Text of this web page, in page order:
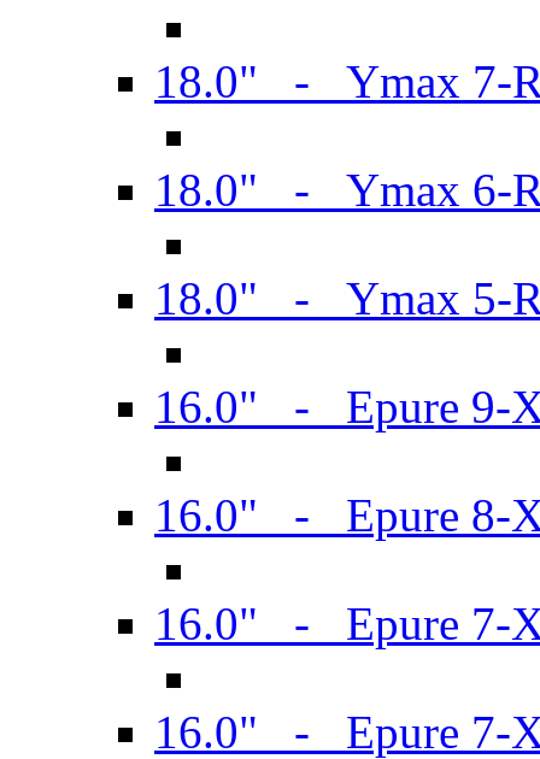
18.0" - Ymax 7-
18.0" - Ymax 6-
18.0" - Ymax 5-
16.0" - Epure 9-
16.0" - Epure 8-
16.0" - Epure 7-
16.0" - Epure 7-